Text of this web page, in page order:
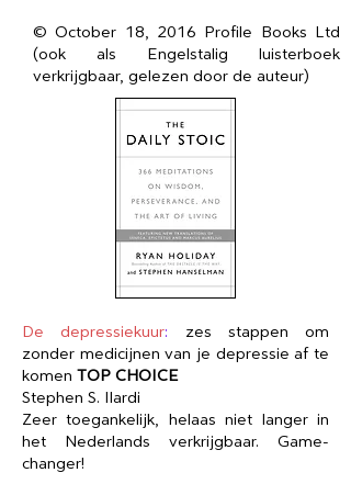
© October 18, 2016 Profile Books Ltd
(ook als Engelstalig luisterboek
verkrijgbaar, gelezen door de auteur)
De depressiekuur: zes stappen om
zonder medicijnen van je depressie af te
komen TOP CHOICE
Stephen S. Ilardi
Zeer toegankelijk, helaas niet langer in
het Nederlands verkrijgbaar.​ Game-
changer!